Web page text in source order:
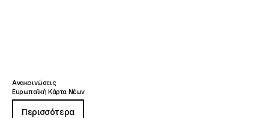
Ανακοινώσεις
Ευρωπαϊκή Κάρτα Νέων
Περισσότερα